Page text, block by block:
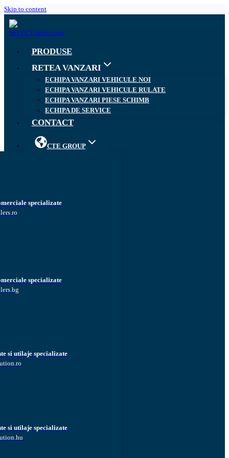
Skip to content
PRODUSE
RETEA VANZARI
ECHIPA VANZARI VEHICULE NOI
ECHIPA VANZARI VEHICULE RULATE
ECHIPA VANZARI PIESE SCHIMB
ECHIPA DE SERVICE
CONTACT
CTE GROUP
specializate
specializate
si utilaje specializate
si utilaje specializate